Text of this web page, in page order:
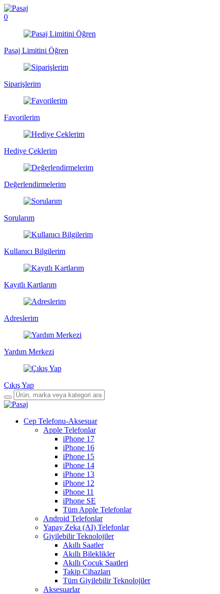
0
Pasaj Limitini Öğren
Siparişlerim
Favorilerim
Hediye Çeklerim
Değerlendirmelerim
Sorularım
Kullanıcı Bilgilerim
Kayıtlı Kartlarım
Adreslerim
Yardım Merkezi
Çıkış Yap
Cep Telefonu-Aksesuar
Apple Telefonlar
iPhone 17
iPhone 16
iPhone 15
iPhone 14
iPhone 13
iPhone 12
iPhone 11
iPhone SE
Tüm Apple Telefonlar
Android Telefonlar
Yapay Zeka (AI) Telefonlar
Giyilebilir Teknolojiler
Akıllı Saatler
Akıllı Bileklikler
Akıllı Çocuk Saatleri
Takip Cihazları
Tüm Giyilebilir Teknolojiler
Aksesuarlar